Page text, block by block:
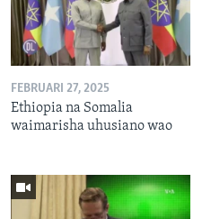
FEBRUARI 27, 2025
Ethiopia na Somalia
waimarisha uhusiano wao